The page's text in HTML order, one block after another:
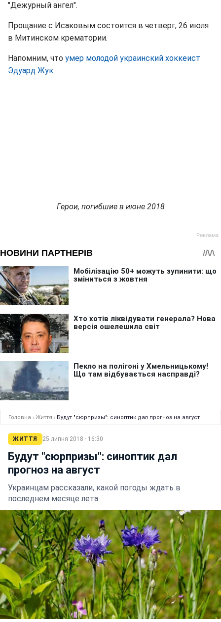
"Дежурный ангел".
Прощание с Исаковым состоится в четверг, 26 июля
в Митинском крематории.
Напомним, что умер молодой украинский хоккеист
Эдуард Жук.
Герои, погибшие в июне 2018
Головна › Життя › Будут "сюрпризы": синоптик дал прогноз на август
ЖИТТЯ 25 липня 2018 · 16:30
Будут "сюрпризы": синоптик дал
прогноз на август
Украинцам рассказали, какой погоды ждать в
последнем месяце лета